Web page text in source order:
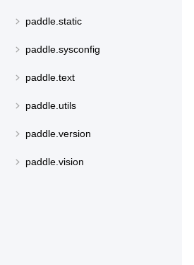
paddle.static
paddle.sysconfig
paddle.text
paddle.utils
paddle.version
paddle.vision